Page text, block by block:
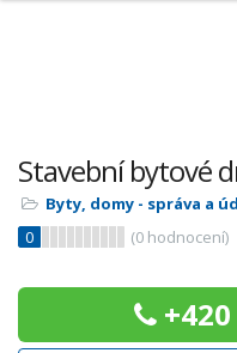
Stavební bytové
Byty, domy - správa a
0
(0 hodnocení)